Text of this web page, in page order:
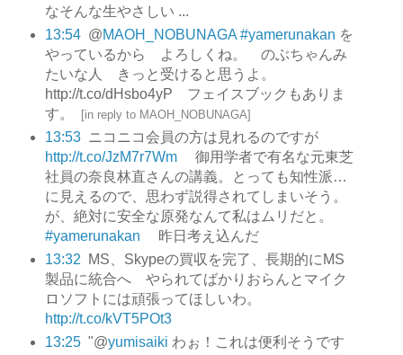
なそんな生やさしい ...
13:54 @MAOH_NOBUNAGA #yamerunakan を
やっているから よろしくね。 のぶちゃんみ
たいな人 きっと受けると思うよ。
http://t.co/dHsbo4yP フェイスブックもありま
す。
[in reply to MAOH_NOBUNAGA]
13:53 ニコニコ会員の方は見れるのですが
http://t.co/JzM7r7Wm御用学者で有名な元東芝
社員の奈良林直さんの講義。とっても知性派…
に見えるので、思わず説得されてしまいそう。
が、絶対に安全な原発なんて私はムリだと。
#yamerunakan 昨日考え込んだ
13:32
MS、Skypeの買収を完了、長期的にMS
製品に統合へ やられてばかりおらんとマイク
ロソフトには頑張ってほしいわ。
http://t.co/kVT5POt3
13:25 "@yumisaiki わぉ！これは便利そうです